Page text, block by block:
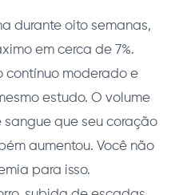
durante oito semanas,
em cerca de 7%.
contínuo moderado e
estudo. O volume
que seu coração
aumentou. Você não
para isso.